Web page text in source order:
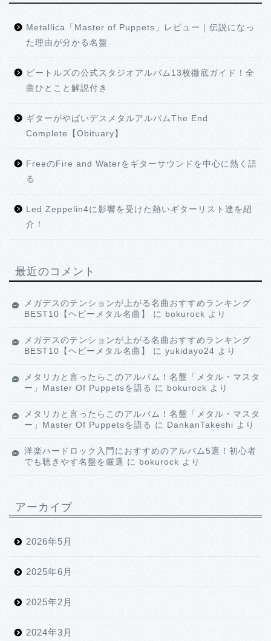
Metallica「Master of Puppets」レビュー｜伝説になっ
た理由が分かる名盤
ビートルズの公式スタジオアルバム13枚徹底ガイド！全
曲ひとこと解説付き
ギターがやばいデスメタルアルバムThe End
Complete【Obituary】
FreeのFire and Waterをギターサウンドを中心に熱く語
る
Led Zeppelin4に影響を受けた熱いギターリスト達を紹
介！
最近のコメント
メガデスのテンションが上がる名曲おすすめランキング
BEST10【ヘビーメタル名曲】
に bokurock より
メガデスのテンションが上がる名曲おすすめランキング
BEST10【ヘビーメタル名曲】
に yukidayo24 より
メタリカと言ったらこのアルバム！名盤「メタル・マスタ
ー」Master Of Puppetsを語る に bokurock より
メタリカと言ったらこのアルバム！名盤「メタル・マスタ
ー」Master Of Puppetsを語る に DankanTakeshi より
洋楽ハードロック入門におすすめのアルバム5選！初心者
でも聴きやす名盤を厳選 に bokurock より
アーカイブ
2026年5月
2025年6月
2025年2月
2024年3月